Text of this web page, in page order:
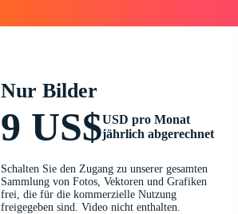
Nur Bilder
9 US$USD pro Monat
jährlich abgerechnet
Schalten Sie den Zugang zu unserer gesamten
Sammlung von Fotos, Vektoren und Grafiken
frei, die für die kommerzielle Nutzung
freigegeben sind. Video nicht enthalten.